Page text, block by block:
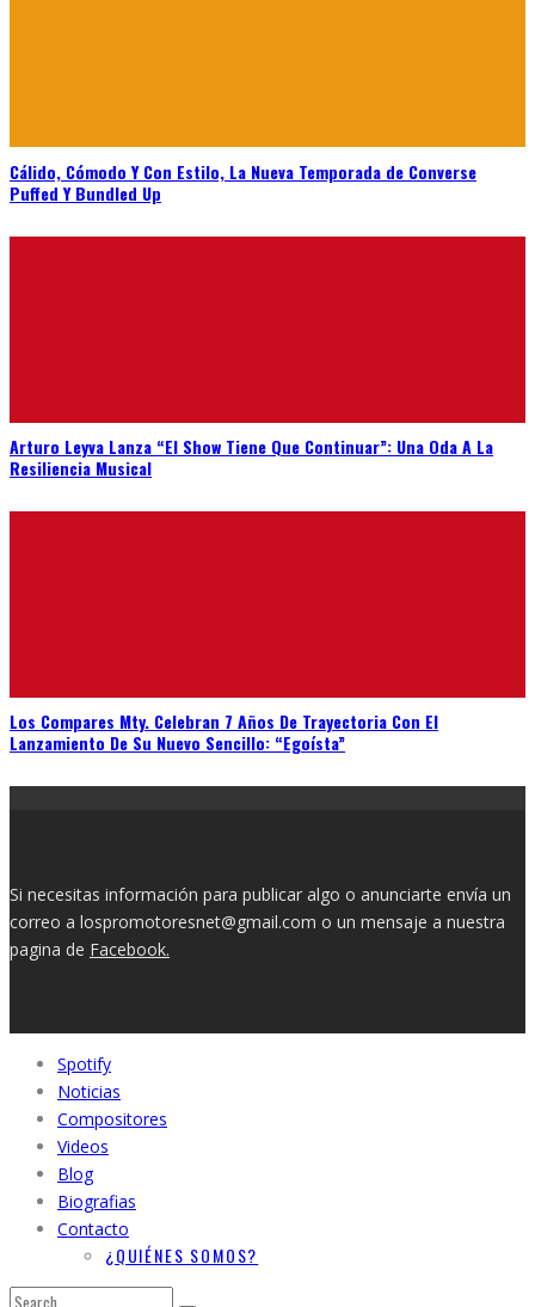
Cálido, Cómodo Y Con Estilo, La Nueva Temporada de Converse
Puffed Y Bundled Up
Arturo Leyva Lanza “El Show Tiene Que Continuar”: Una Oda A La
Resiliencia Musical
Los Compares Mty. Celebran 7 Años De Trayectoria Con El
Lanzamiento De Su Nuevo Sencillo: “Egoísta”
Si necesitas información para publicar algo o anunciarte envía un
correo a lospromotoresnet@gmail.com o un mensaje a nuestra
pagina de Facebook.
Spotify
Noticias
Compositores
Videos
Blog
Biografias
Contacto
¿QUIÉNES SOMOS?